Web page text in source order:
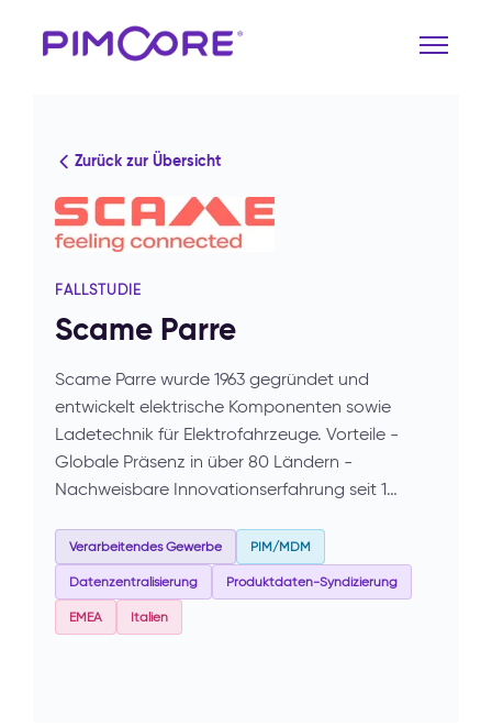
Zurück zur Übersicht
FALLSTUDIE
Scame Parre
Scame Parre wurde 1963 gegründet und
entwickelt elektrische Komponenten sowie
Ladetechnik für Elektrofahrzeuge. Vorteile -
Globale Präsenz in über 80 Ländern -
Nachweisbare Innovationserfahrung seit 1…
Verarbeitendes Gewerbe PIM/MDM
Datenzentralisierung Produktdaten-Syndizierung
EMEA Italien